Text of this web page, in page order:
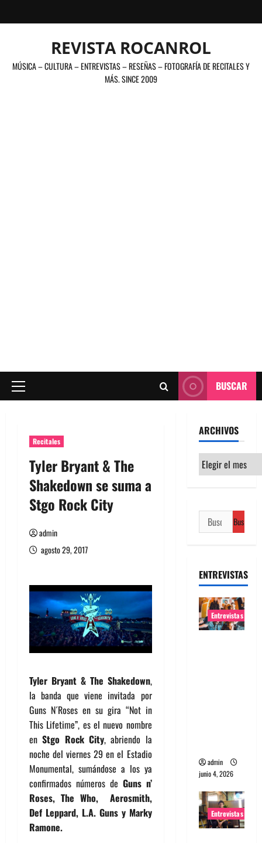
al
REVISTA ROCANROL
MÚSICA – CULTURA – ENTREVISTAS – RESEÑAS – FOTOGRAFÍA DE RECITALES Y
MÁS. SINCE 2009
Menú
BUSCAR
Recitales
Tyler Bryant & The
Shakedown se suma a
Stgo Rock City
admin
agosto 29, 2017
Tyler Bryant & The Shakedown,
la banda que viene invitada por
Guns N´Roses en su gira “Not in
This Lifetime”, es el nuevo nombre
enStgo Rock City, abriendo la
noche del viernes 29 en el Estadio
Monumental, sumándose a los ya
confirmados números de Guns n’
Roses, The Who, Aerosmith,
Def Leppard, L.A. Guns y Marky
Ramone.
ARCHIVOS
Archivos
Buscar:
ENTREVISTAS
Entrevistas
admin
junio 4, 2026
Entrevistas